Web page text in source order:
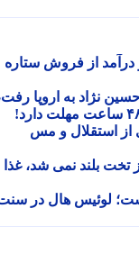
میلیون یورو درآمد از فروش ستاره
به اروپا رفت،
استقلال و مس
بلند نمی شد، غذا
لوئیس هال در سنت